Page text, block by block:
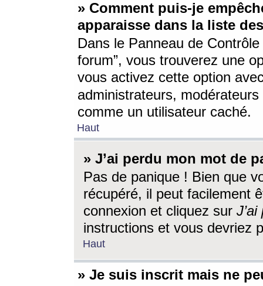
» Comment puis-je
apparaisse dans la liste
Dans le Panneau de
forum”, vous trouverez une
vous activez cette option
administrateurs,
comme un utilisateur caché.
Haut
» J’ai perdu mon mot de
Pas de panique ! Bien que
récupéré, il peut facilement
connexion et cliquez sur
instructions et vous devriez
Haut
» Je suis inscrit mais ne